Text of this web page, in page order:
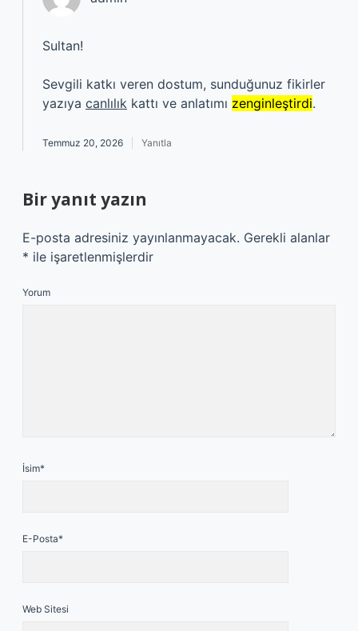
Sultan!
Sevgili katkı veren dostum, sunduğunuz fikirler
yazıya canlılık kattı ve anlatımı zenginleştirdi.
Temmuz 20, 2026 Yanıtla
Bir yanıt yazın
E-posta adresiniz yayınlanmayacak. Gerekli alanlar
* ile işaretlenmişlerdir
Yorum
İsim*
E-Posta*
Web Sitesi